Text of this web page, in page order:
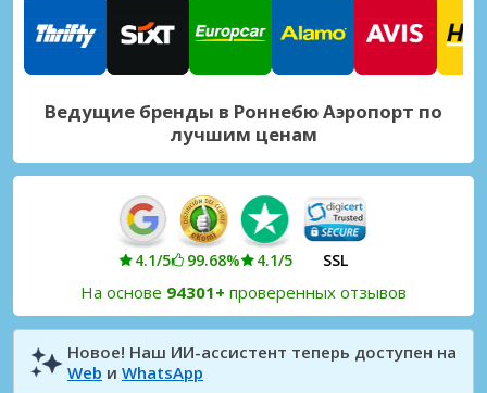
Ведущие бренды в Роннебю Аэропорт по
лучшим ценам
4.1/5 99.68% 4.1/5 SSL
На основе 94301+ проверенных отзывов
Новое! Наш ИИ-ассистент теперь доступен на
Web и WhatsApp